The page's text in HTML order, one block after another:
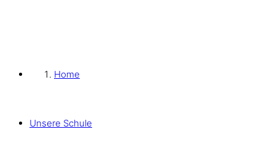
Home
Unsere Schule